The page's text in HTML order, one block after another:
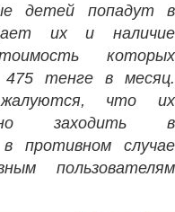
детей попадут в
их и наличие
которых
тенге в месяц.
что их
заходить в
противном случае
пользователям